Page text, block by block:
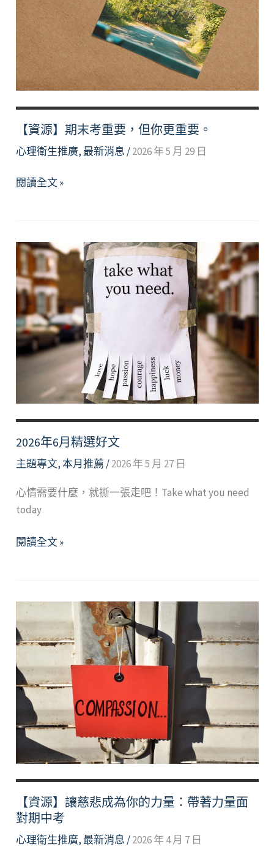
【資源】期末考重要，但你更重要。
心理衛生推廣, 最新消息 /2026 年 5 月 29 日
【資
考
重
要，
你
更
重
閱讀全文 »
2026年6月精選好文
主題專文,本月推薦/2026 年 5 月 27 日
心情需要什麼，就撕一張走吧！Take what you need
today
2026
選
好
文
閱讀全文 »
【資源】讓慈悲成為你的力量：帶著力量面
對期中考
心理衛生推廣, 最新消息 /2026 年 4 月 7 日